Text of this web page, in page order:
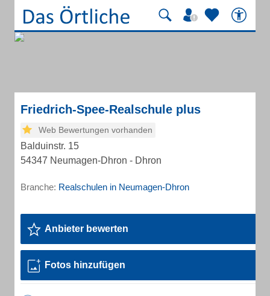
Friedrich-Spee-Realschule plus
Web Bewertungen vorhanden
Balduinstr. 15
54347 Neumagen-Dhron - Dhron
Branche: Realschulen in Neumagen-Dhron
Anbieter bewerten
Fotos hinzufügen